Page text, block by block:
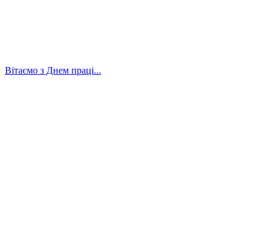
Вітаємо з Днем праці...